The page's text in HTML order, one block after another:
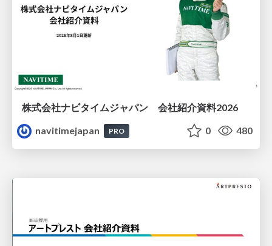
株式会社ナビタイムジャパン 会社紹介資料2026
navitimejapan
PRO 0 480